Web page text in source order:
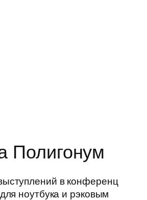
Полигонум
в конференц
ноутбука и рэковым